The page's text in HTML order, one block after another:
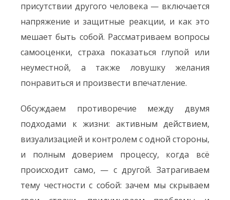
присутствии другого человека — включается
напряжение и защитные реакции, и как это
мешает быть собой. Рассматриваем вопросы
самооценки, страха показаться глупой или
неуместной, а также ловушку желания
понравиться и произвести впечатление.
Обсуждаем противоречие между двумя
подходами к жизни: активным действием,
визуализацией и контролем с одной стороны,
и полным доверием процессу, когда всё
происходит само, — с другой. Затрагиваем
тему честности с собой: зачем мы скрываем